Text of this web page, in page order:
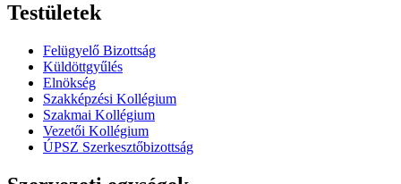
Testületek
Felügyelő Bizottság
Küldöttgyűlés
Elnökség
Szakképzési Kollégium
Szakmai Kollégium
Vezetői Kollégium
ÚPSZ Szerkesztőbizottság